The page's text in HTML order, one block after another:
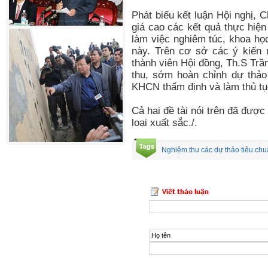
Phát biểu kết luận Hội nghị,
giá cao các kết quả thực
làm việc nghiêm túc, khoa
này. Trên cơ sở các ý kiến
thành viên Hội đồng, Th.S
thu, sớm hoàn chỉnh dự
KHCN thẩm định và làm thủ
Cả hai đề tài nói trên đã
loại xuất sắc./.
Nghiệm thu các dự thảo tiêu